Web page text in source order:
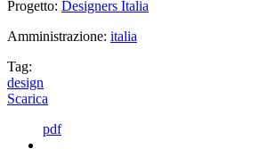
Progetto: Designers Italia
Amministrazione: italia
Tag:
design
Scarica
pdf